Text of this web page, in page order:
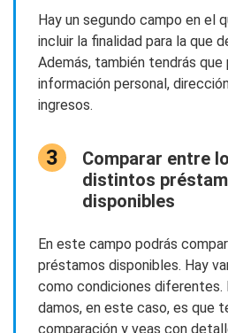
Hay un segundo campo en el
incluir la finalidad para la que
Además, también tendrás que
información personal,
ingresos.
Comparar entre
distintos
disponibles
En este campo podrás
préstamos disponibles. Hay
como condiciones diferentes.
damos, en este caso, es que
comparación y veas con